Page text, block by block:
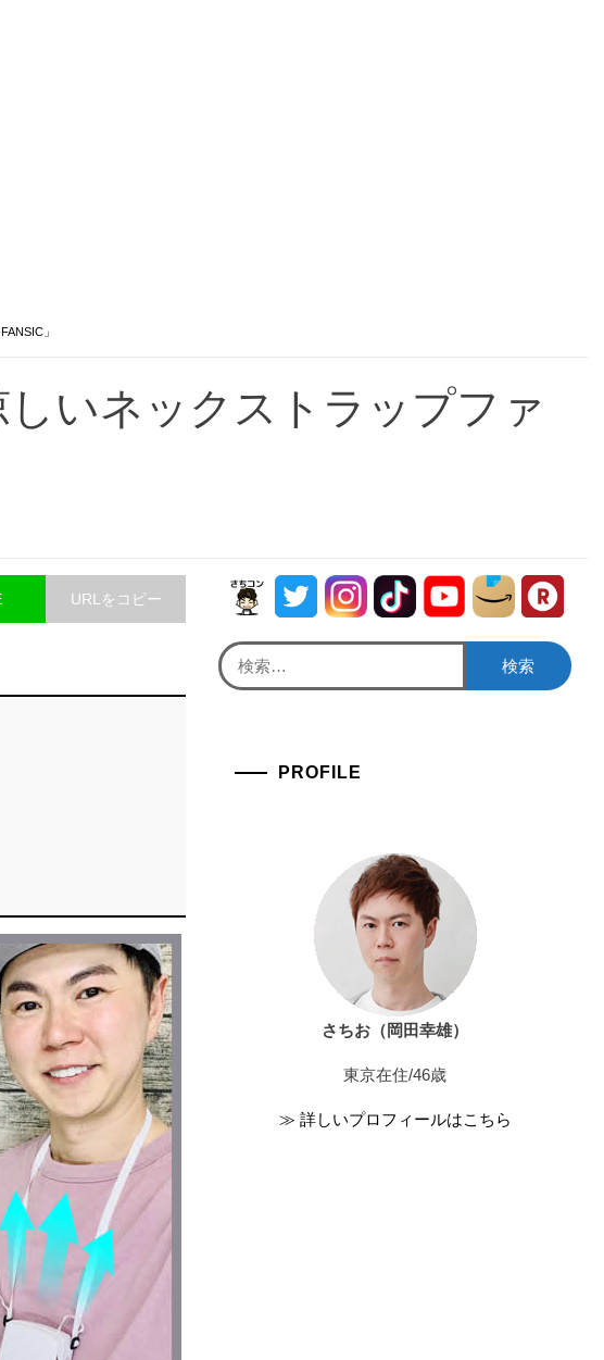
」
しいネックストラップファ
URLをコピー
検
索:
PROFILE
さちお（岡田幸雄）
東京在住/46歳
≫ 詳しいプロフィールはこちら